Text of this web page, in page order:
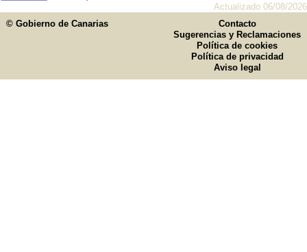
Actualizado 06/08/2026
© Gobierno de Canarias
Contacto
Sugerencias y Reclamaciones
Política de cookies
Política de privacidad
Aviso legal